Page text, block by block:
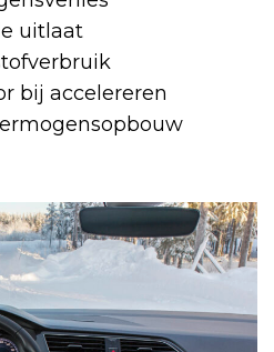
uitlaat
bij accelereren